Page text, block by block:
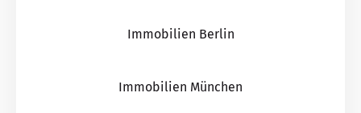
Immobilien Berlin
Immobilien München